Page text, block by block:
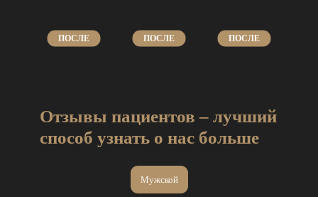
ПОСЛЕ ПОСЛЕ ПОСЛЕ
Отзывы пациентов – лучший
способ узнать о нас больше
Мужской